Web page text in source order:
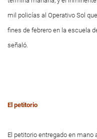
mil policías al Operativo Sol
fines de febrero en la escuela
señaló.
El petitorio
El petitorio entregado en mano